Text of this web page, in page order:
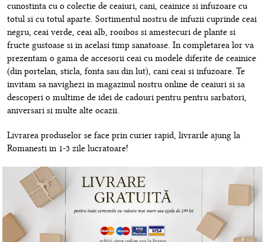
cunostinta cu o colectie de ceaiuri, cani, ceainice si infuzoare cu
totul si cu totul aparte. Sortimentul nostru de infuzii cuprinde ceai
negru, ceai verde, ceai alb, rooibos si amestecuri de plante si
fructe gustoase si in acelasi timp sanatoase. In completarea lor va
prezentam o gama de accesorii ceai cu modele diferite de ceainice
(din portelan, sticla, fonta sau din lut), cani ceai si infuzoare. Te
invitam sa navighezi in magazinul nostru online de ceaiuri si sa
descoperi o multime de idei de cadouri pentru pentru sarbatori,
aniversari si multe alte ocazii.
Livrarea produselor se face prin curier rapid, livrarile ajung la
Romanesti in 1-3 zile lucratoare!